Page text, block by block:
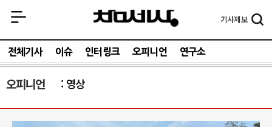
기사제보
전체기사 이슈 인터링크 오피니언 연구소
오피니언 영상